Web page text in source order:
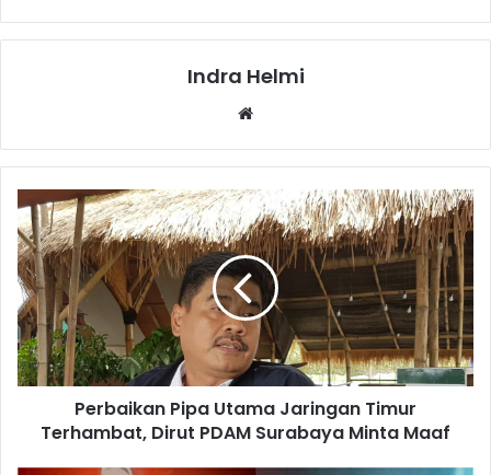
Indra Helmi
Perbaikan Pipa Utama Jaringan Timur
Terhambat, Dirut PDAM Surabaya Minta Maaf